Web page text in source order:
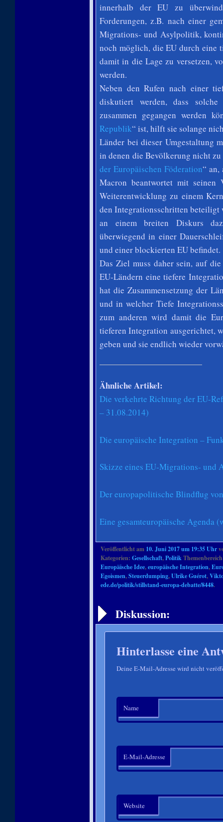
innerhalb der EU zu
Forderungen, z.B. nach einer
Migrations- und Asylpolitik,
noch möglich, die EU durch eine
damit in die Lage zu versetzen,
werden.
Neben den Rufen nach einer
diskutiert werden, dass
zusammen gegangen werden
Republik“ ist, hilft sie solange
Länder bei dieser Umgestaltung
in denen die Bevölkerung nicht
der Europäischen Föderation“ an,
Macron beantwortet mit seinen
Weiterentwicklung zu einem
den Integrationsschritten beteiligt
an einem breiten Diskurs
überwiegend in einer
und einer blockierten EU befindet.
Das Ziel muss daher sein, auf
EU-Ländern eine tiefere
hat die Zusammensetzung der
und in welcher Tiefe
zum anderen wird damit die
tieferen Integration ausgerichtet,
geben und sie endlich wieder
Ähnliche Artikel:
Die verkehrte Richtung der EU-
– 31.08.2014)
Die europäische Integration –
Skizze eines EU-Migrations- und
Der europapolitische Blindflug
Eine gesamteuropäische Agenda
Veröffentlicht am 10. Juni 2017 um 19:35 Uhr
Kategorien: Gesellschaft,Politik
Europäische Idee,europäische Integration,
Egoismen,Steuerdumping,Ulrike Guérot,
ede.de/politik/stillstand-europa-debatte/8448.
Diskussion:
Hinterlasse eine
Deine E-Mail-Adresse wird nicht
Name
E-Mail-Adresse
Website